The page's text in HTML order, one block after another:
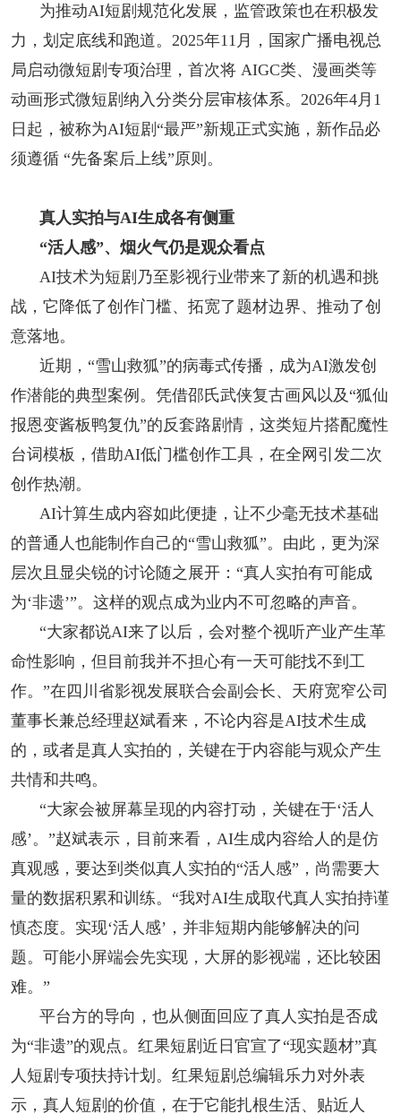
为推动AI短剧规范化发展，监管政策也在积极发
力，划定底线和跑道。2025年11月，国家广播电视总
局启动微短剧专项治理，首次将 AIGC类、漫画类等
动画形式微短剧纳入分类分层审核体系。2026年4月1
日起，被称为AI短剧“最严”新规正式实施，新作品必
须遵循 “先备案后上线”原则。
真人实拍与AI生成各有侧重
“活人感”、烟火气仍是观众看点
AI技术为短剧乃至影视行业带来了新的机遇和挑
战，它降低了创作门槛、拓宽了题材边界、推动了创
意落地。
近期，“雪山救狐”的病毒式传播，成为AI激发创
作潜能的典型案例。凭借邵氏武侠复古画风以及“狐仙
报恩变酱板鸭复仇”的反套路剧情，这类短片搭配魔性
台词模板，借助AI低门槛创作工具，在全网引发二次
创作热潮。
AI计算生成内容如此便捷，让不少毫无技术基础
的普通人也能制作自己的“雪山救狐”。由此，更为深
层次且显尖锐的讨论随之展开：“真人实拍有可能成
为‘非遗’”。这样的观点成为业内不可忽略的声音。
“大家都说AI来了以后，会对整个视听产业产生革
命性影响，但目前我并不担心有一天可能找不到工
作。”在四川省影视发展联合会副会长、天府宽窄公司
董事长兼总经理赵斌看来，不论内容是AI技术生成
的，或者是真人实拍的，关键在于内容能与观众产生
共情和共鸣。
“大家会被屏幕呈现的内容打动，关键在于‘活人
感’。”赵斌表示，目前来看，AI生成内容给人的是仿
真观感，要达到类似真人实拍的“活人感”，尚需要大
量的数据积累和训练。“我对AI生成取代真人实拍持谨
慎态度。实现‘活人感’，并非短期内能够解决的问
题。可能小屏端会先实现，大屏的影视端，还比较困
难。”
平台方的导向，也从侧面回应了真人实拍是否成
为“非遗”的观点。红果短剧近日官宣了“现实题材”真
人短剧专项扶持计划。红果短剧总编辑乐力对外表
示，真人短剧的价值，在于它能扎根生活、贴近人